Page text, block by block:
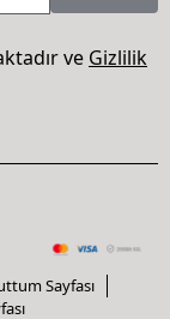
ve Gizlilik
Sayfası